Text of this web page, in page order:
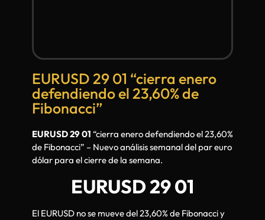
EURUSD 29 01 “cierra enero
defendiendo el 23,60% de
Fibonacci”
EURUSD 29 01 “cierra enero defendiendo el 23,60%
de Fibonacci” – Nuevo análisis semanal del par euro
dólar para el cierre de la semana.
EURUSD 29 01
El EURUSD no se mueve del 23,60% de Fibonacci y